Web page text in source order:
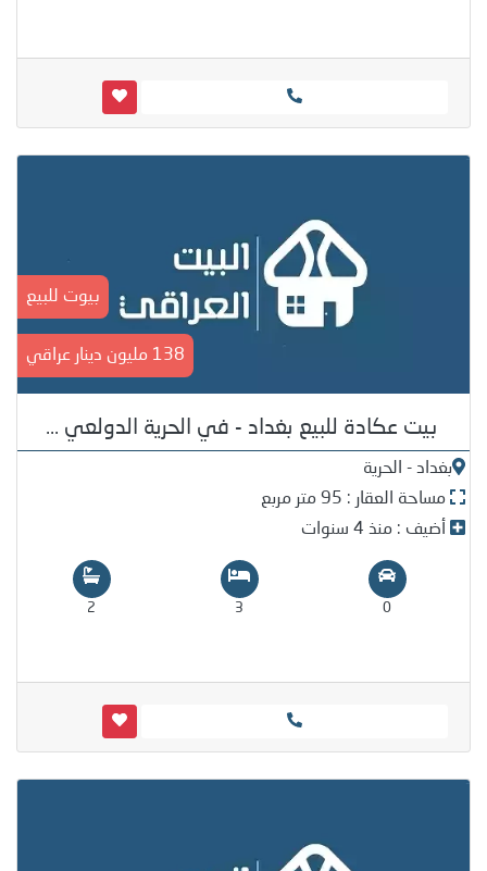
بيوت للبيع
138 مليون دينار عراقي
بيت عكادة للبيع بغداد - في الحرية الدولعي ...
بغداد - الحرية
مساحة العقار : 95 متر مربع
أضيف : منذ 4 سنوات
0
3
2